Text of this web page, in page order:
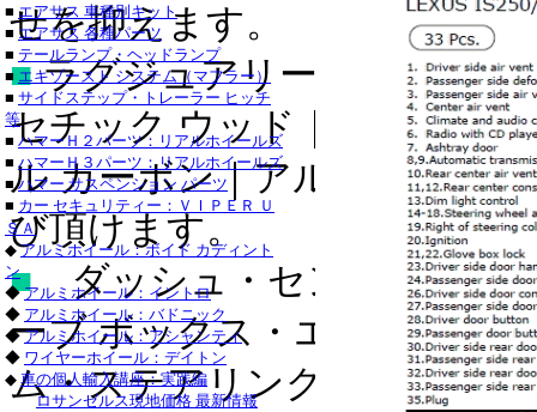
セブリング_クロー
デュランゴ_クロー
・チャージャー_ク
グランドチェロキ
タンドラ_クローム
サーフ_クローム/ス
クローム/ステンレ
ステンレス_パーツ
ステンレス_パーツ
■ エアサス 車種別キット
■ エアサス 各種パーツ
■ テールランプ・ヘッドランプ
■ エキゾースト システム（マフラー）
■ サイドステップ・トレーラー ヒッチ
等
■ ハマーＨ２パーツ：リアルホイールズ
■ ハマーＨ３パーツ：リアルホイールズ
■ハマー サスペンション パーツ
■ カー セキュリティー：ＶＩＰＥＲ Ｕ
ＳＡ
◆アルミホイール：ボイド カディント
ン
◆アルミホイール：イントロ
◆ アルミホイール：バドニック
◆アルミホイール：アシャンティ
◆ ワイヤーホイール：デイトン
◆ 車の個人輸入講座：実践編
ロサンゼルス現地価格 最新情報
せを抑えます。
■ ラグジュアリー/スポーテ
セチック ウッド｜リアル ウ
ル カーボン｜アルミ｜クロ
び頂けます。
■ダッシュ・センター コン
ーブ ボックス・エアベント
ム・ステアリング ホイール■